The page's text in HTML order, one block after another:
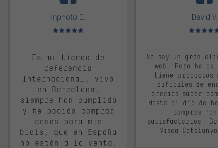
Inphoto C.
Valoración media: 5 de 5
Es mi tienda de
referencia
Internacional, vivo
en Barcelona,
siempre han cumplido
y he podido comprar
cosas para mis
bicis, que en España
no están a la venta.
David V.
Valoración
No soy un gran
web. Pero he
tiene productos
difíciles de
precios súper
Hasta el día de
compras
satisfactorios.
Visca